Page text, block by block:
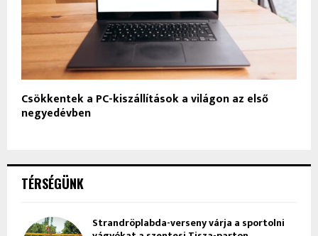
Csökkentek a PC-kiszállítások a világon az első
negyedévben
TÉRSÉGÜNK
Strandröplabda-verseny várja a sportolni